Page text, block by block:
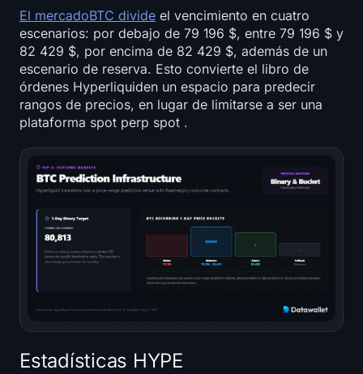
El mercadoBTC divide el vencimiento en cuatro
escenarios: por debajo de 79 196 $, entre 79 196 $ y
82 429 $, por encima de 82 429 $, además de un
escenario de reserva. Esto convierte el libro de
órdenes Hyperliquiden un espacio para predecir
rangos de precios, en lugar de limitarse a ser una
plataforma spot perp spot .
Estadísticas HYPE